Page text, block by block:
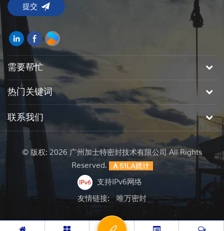
需要帮忙
热门关键词
联系我们
© 版权: 2026 广州加士特密封技术有限公司 All Rights
Reserved.
支持IPv6网络
友情链接:
唯万密封